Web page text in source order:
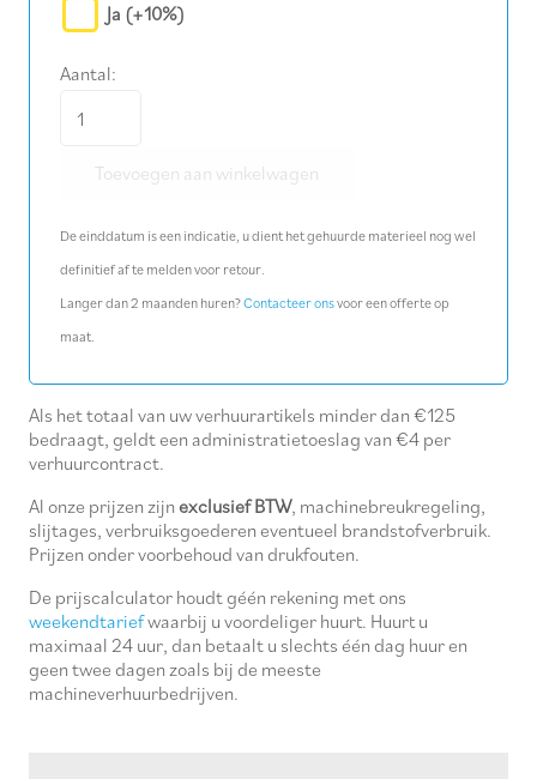
Ja (+10%)
Aantal:
aantal
Toevoegen aan winkelwagen
De einddatum is een indicatie, u dient het gehuurde materieel nog wel
definitief af te melden voor retour.
Langer dan 2 maanden huren?Contacteer onsvoor een offerte op
maat.
Als het totaal van uw verhuurartikels minder dan €125
bedraagt, geldt een administratietoeslag van €4 per
verhuurcontract.
Al onze prijzen zijn exclusief BTW, machinebreukregeling,
slijtages, verbruiksgoederen eventueel brandstofverbruik.
Prijzen onder voorbehoud van drukfouten.
De prijscalculator houdt géén rekening met ons
weekendtariefwaarbij u voordeliger huurt. Huurt u
maximaal 24 uur, dan betaalt u slechts één dag huur en
geen twee dagen zoals bij de meeste
machineverhuurbedrijven.